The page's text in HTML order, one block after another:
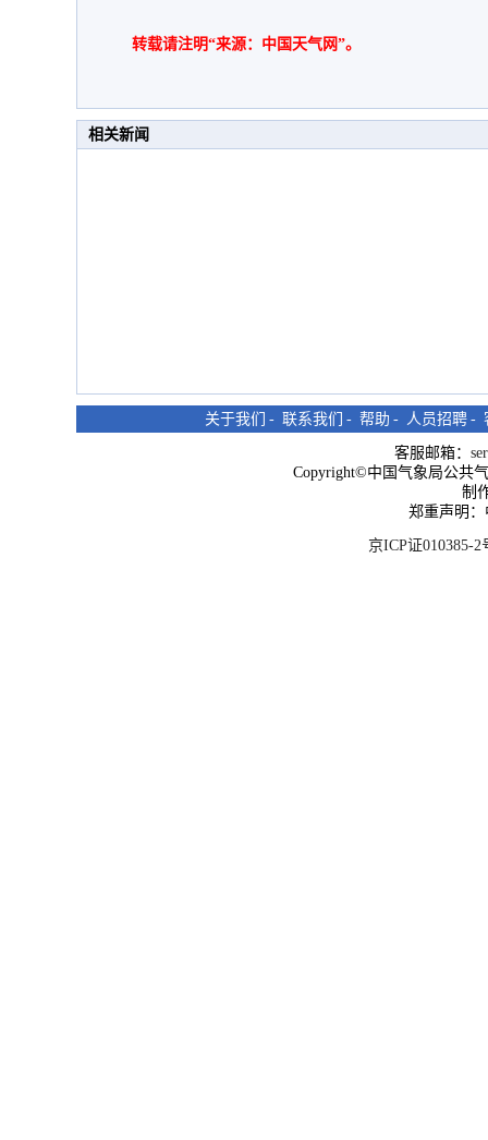
转载请注明“来源：中国天气网”。
相关新闻
关于我们 - 联系我们 - 帮助 - 人员招聘 -
客服邮箱：
Copyright©中国气象局公共
制
郑重声明
京ICP证010385-2